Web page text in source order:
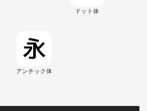
ドット体
アンチック体